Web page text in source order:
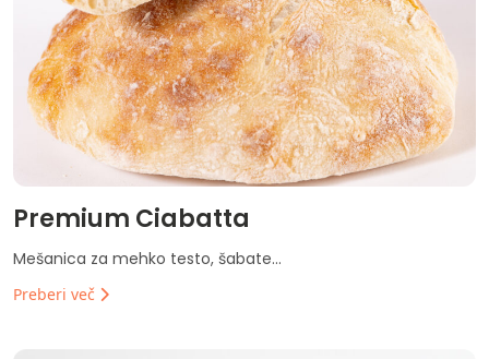
Premium Ciabatta
Mešanica za mehko testo, šabate...
Preberi več